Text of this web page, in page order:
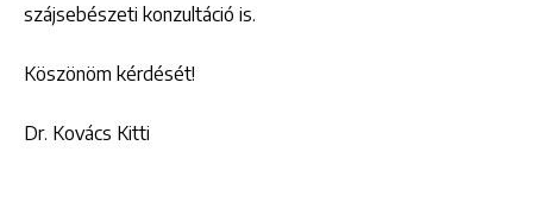
szájsebészeti konzultáció is.
Köszönöm kérdését!
Dr. Kovács Kitti